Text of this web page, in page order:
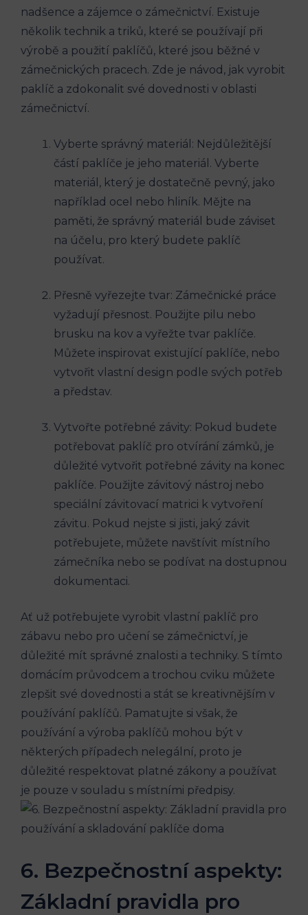
nadšence a zájemce o zámečnictví. Existuje
několik technik a triků, které se používají při
výrobě a použití paklíčů, které jsou běžné v
zámečnických pracech. Zde je návod, jak vyrobit
paklíč a zdokonalit své dovednosti v oblasti
zámečnictví.
Vyberte správný materiál: Nejdůležitější
částí paklíče je jeho materiál. Vyberte
materiál, který je dostatečně pevný, jako
například ocel nebo hliník. Mějte na
paměti, že správný materiál bude záviset
na účelu, pro který budete paklíč
používat.
Přesně vyřezejte tvar: Zámečnické práce
vyžadují přesnost. Použijte pilu nebo
brusku na kov a vyřežte tvar paklíče.
Můžete inspirovat existující paklíče, nebo
vytvořit vlastní design podle svých potřeb
a představ.
Vytvořte potřebné závity: Pokud budete
potřebovat paklíč pro otvírání zámků, je
důležité vytvořit potřebné závity na konec
paklíče. Použijte závitový nástroj nebo
speciální závitovací matrici k vytvoření
závitu. Pokud nejste si jisti, jaký závit
potřebujete, můžete navštívit místního
zámečníka nebo se podívat na dostupnou
dokumentaci.
Ať už potřebujete vyrobit vlastní paklíč pro
zábavu nebo pro učení se zámečnictví, je
důležité mít správné znalosti a techniky. S tímto
domácím průvodcem a trochou cviku můžete
zlepšit své dovednosti a stát se kreativnějším v
používání paklíčů. Pamatujte si však, že
používání a výroba paklíčů mohou být v
některých případech nelegální, proto je
důležité respektovat platné zákony a používat
je pouze v souladu s místními předpisy.
6. Bezpečnostní aspekty:
Základní pravidla pro